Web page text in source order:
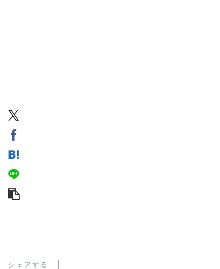
シェアする